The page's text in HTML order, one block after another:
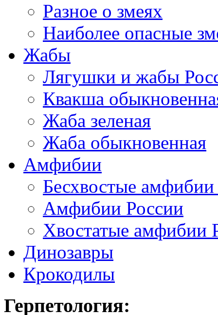
Разное о змеях
Наиболее опасные
Жабы
Лягушки и жабы
Квакша
Жаба зеленая
Жаба обыкновенная
Амфибии
Бесхвостые
Амфибии России
Хвостатые амфибии
Динозавры
Крокодилы
Герпетология: